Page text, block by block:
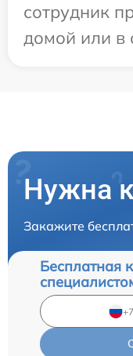
сотрудник
домой или в
Нужна
Закажите
Бесплатная